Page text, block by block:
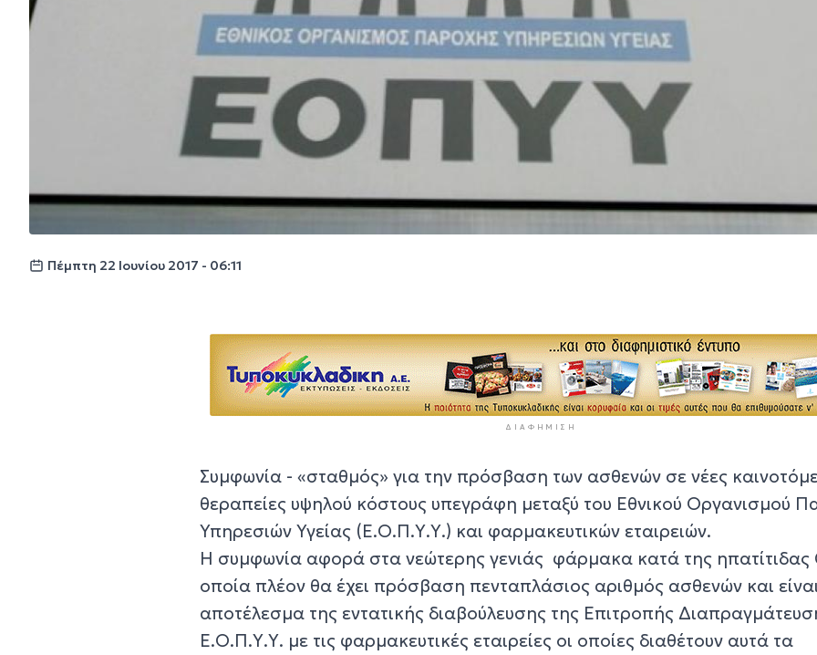
Πέμπτη 22 Ιουνίου 2017 - 06:11
ΔΙΑΦΉΜΙΣΗ
Συμφωνία - «σταθμός» για την πρόσβαση των ασθενών σε νέες
θεραπείες υψηλού κόστους υπεγράφη μεταξύ του Εθνικού Οργανισμού
Υπηρεσιών Υγείας (Ε.Ο.Π.Υ.Υ.) και φαρμακευτικών εταιρειών.
Η συμφωνία αφορά στα νεώτερης γενιάς φάρμακα κατά της ηπατίτιδας
οποία πλέον θα έχει πρόσβαση πενταπλάσιος αριθμός ασθενών και
αποτέλεσμα της εντατικής διαβούλευσης της Επιτροπής
Ε.Ο.Π.Υ.Υ. με τις φαρμακευτικές εταιρείες οι οποίες διαθέτουν αυτά τα